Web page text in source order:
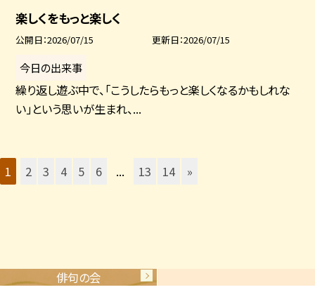
楽しくをもっと楽しく
公開日 2026/07/15 更新日 2026/07/15
今日の出来事
繰り返し遊ぶ中で、「こうしたらもっと楽しくなるかもしれな
い」という思いが生まれ、...
1 2 3 4 5 6 ... 13 14 »
俳句の会